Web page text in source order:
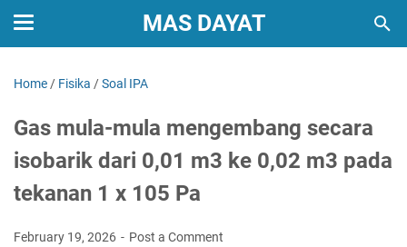
MAS DAYAT
Home / Fisika /Soal IPA
Gas mula-mula mengembang secara
isobarik dari 0,01 m3 ke 0,02 m3 pada
tekanan 1 x 105 Pa
February 19, 2026 Post a Comment